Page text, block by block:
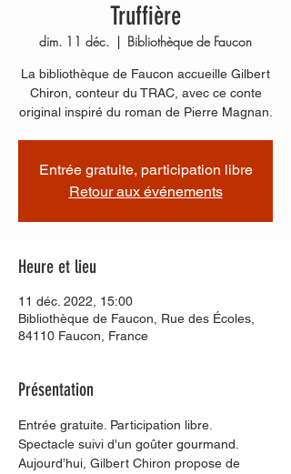
Truffière
dim. 11 déc.
  |
Bibliothèque de Faucon
La bibliothèque de Faucon accueille Gilbert
Chiron, conteur du TRAC, avec ce conte
original inspiré du roman de Pierre Magnan.
Entrée gratuite, participation libre
Retour aux événements
Heure et lieu
11 déc. 2022, 15:00
Bibliothèque de Faucon, Rue des Écoles,
84110 Faucon, France
Présentation
Entrée gratuite. Participation libre.
Spectacle suivi d'un goûter gourmand.
Aujourd’hui, Gilbert Chiron propose de